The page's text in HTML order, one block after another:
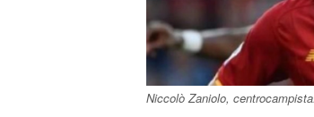
Niccolò Zaniolo, centrocampista.